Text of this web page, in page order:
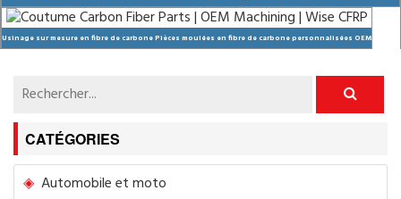
en fibre de carbone
Usinage sur mesure en fibre de carbone Pièces moulées en fibre de carbone personnalisées OEM
CATÉGORIES
Automobile et moto